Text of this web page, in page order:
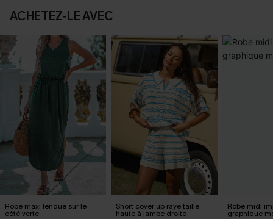
ACHETEZ‑LE AVEC
Robe maxi fendue sur le
côté verte
Short cover up rayé taille
haute à jambe droite
Robe midi
graphique